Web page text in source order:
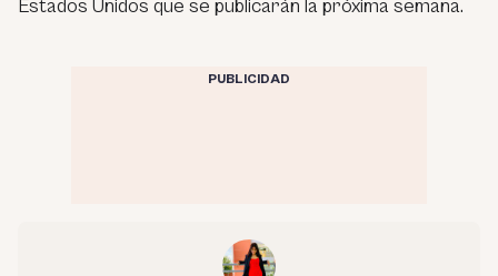
Estados Unidos que se publicarán la próxima semana.
PUBLICIDAD